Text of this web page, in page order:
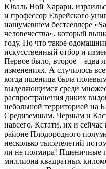
Юваль Ной Харари,
и профессор Еврейского
нашумевшем бестселлере
человечества», который
году. Но что такое
искусственный отбор и
Первое было, второе – едва
изменениях. А случилось
когда пшеница была
выделяющимся среди
распространения диких
небольшой территорией на
Средиземным, Черным и
навсего. Кстати, их и
районе Плодородного
несколько тысячелетий
ли не полмира! Пшеничные
миллиона квадратных